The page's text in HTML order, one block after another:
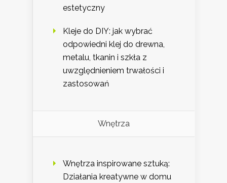
estetyczny
Kleje do DIY: jak wybrać
odpowiedni klej do drewna,
metalu, tkanin i szkła z
uwzględnieniem trwałości i
zastosowań
Wnętrza
Wnętrza inspirowane sztuką:
Działania kreatywne w domu